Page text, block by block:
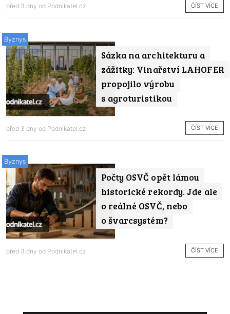
před 3 dny od Podnikatel.cz ČÍST VÍCE
Sázka na architekturu a
zážitky: Vinařství LAHOFER
propojilo výrobu
s agroturistikou
Byznys
před 3 dny od Podnikatel.cz ČÍST VÍCE
Počty OSVČ opět lámou
historické rekordy. Jde ale
o reálné OSVČ, nebo
o švarcsystém?
Byznys
před 3 dny od Podnikatel.cz ČÍST VÍCE